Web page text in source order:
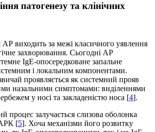
патогенезу та клінічних
АР виходить за межі класичного уявлення
захворювання. Сьогодні АР
IgЕ-опосередковане запальне
і локальним компонентами.
проявляється як системний прояв
назальними симптомами: виділеннями
у носі та закладеністю носа [4].
процес залучається слизова оболонка
[5]. Хоча механізми його розвитку